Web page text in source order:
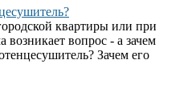
квартиры или при
возникает вопрос - а зачем
Зачем его